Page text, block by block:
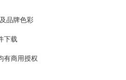
品牌色彩
下载
有商用授权